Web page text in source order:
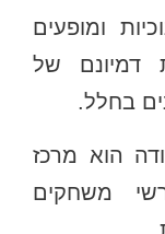
ומופעים
דמיונם של
בחלל.
הוא מרכז
משחקים